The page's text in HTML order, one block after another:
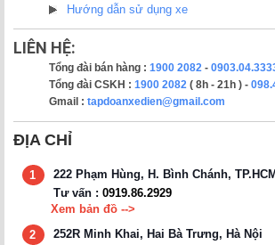
Hướng dẫn sử dụng xe
LIÊN HỆ:
Tổng đài bán hàng : 1900 2082 -
Tổng đài CSKH : 1900 2082 ( 8h - 21h ) -
Gmail : tapdoanxedien@gmail.com
ĐỊA CHỈ
1
222 Phạm Hùng, H. Bình Chánh, TP.HCM
Tư vấn : 0919.86.2929
Xem bản đồ -->
2
252R Minh Khai, Hai Bà Trưng, Hà Nội